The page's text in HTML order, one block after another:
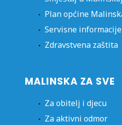
Plan općine
Servisne informacije
Zdravstvena zaštita
MALINSKA ZA SVE
Za obitelj i djecu
Za aktivni odmor